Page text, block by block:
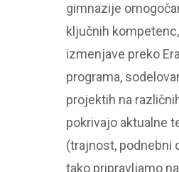
gimnazije
ključnih
izmenjave preko
programa,
projektih na
pokrivajo aktualne
(trajnost, podnebni
tako pripravljamo